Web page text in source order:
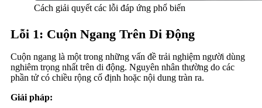
Cách giải quyết các lỗi đáp ứng phổ biến
Lỗi 1: Cuộn Ngang Trên Di Động
Cuộn ngang là một trong những vấn đề trải nghiệm người dùng
nghiêm trọng nhất trên di động. Nguyên nhân thường do các
phần tử có chiều rộng cố định hoặc nội dung tràn ra.
Giải pháp: